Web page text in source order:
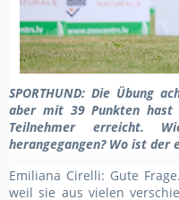
SPORTHUND: Die Übung
aber mit 39 Punkten hast
Teilnehmer erreicht.
herangegangen? Wo ist der
Emiliana Cirelli: Gute
weil sie aus vielen